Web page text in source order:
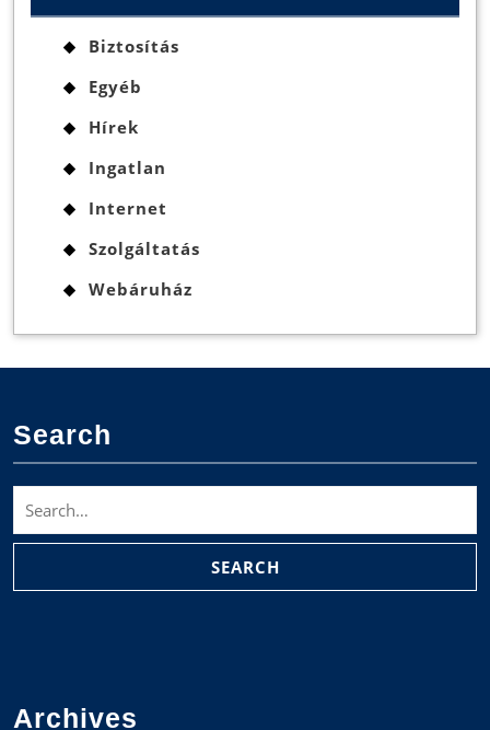
Biztosítás
Egyéb
Hírek
Ingatlan
Internet
Szolgáltatás
Webáruház
Search
for:
Archives